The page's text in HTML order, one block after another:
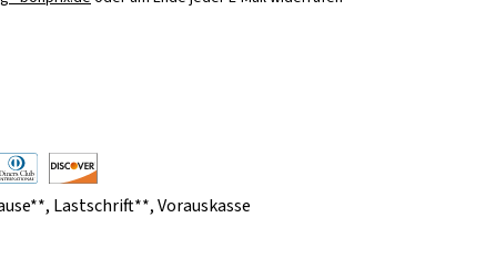
, Lastschrift**,Vorauskasse